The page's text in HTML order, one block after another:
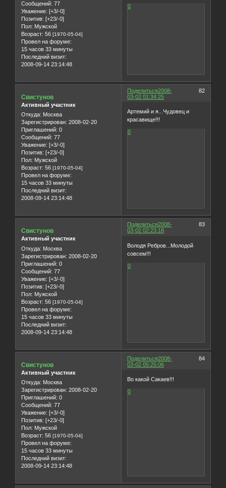
Сообщений: 77
Уважение: [+3/-0]
Позитив: [+23/-0]
Пол: Мужской
Возраст: 56 [1970-05-04]
Провел на форуме:
15 часов 33 минуты
Последний визит:
2008-09-14 23:14:48
0
Поделиться 82
2008-
03-02 01:34:25
Свистунов
Активный участник
Откуда: Москва
Зарегистрирован: 2008-02-20
Приглашений: 0
Сообщений: 77
Уважение: [+3/-0]
Позитив: [+23/-0]
Пол: Мужской
Возраст: 56 [1970-05-04]
Провел на форуме:
15 часов 33 минуты
Последний визит:
2008-09-14 23:14:48
Артемий и я...Чудовец и
красавище!!!
0
Поделиться 83
2008-
03-02 02:23:18
Свистунов
Активный участник
Откуда: Москва
Зарегистрирован: 2008-02-20
Приглашений: 0
Сообщений: 77
Уважение: [+3/-0]
Позитив: [+23/-0]
Пол: Мужской
Возраст: 56 [1970-05-04]
Провел на форуме:
15 часов 33 минуты
Последний визит:
2008-09-14 23:14:48
Володя Ребров...Молодой
совсем!!!
0
Поделиться 84
2008-
03-02 05:25:06
Свистунов
Активный участник
Откуда: Москва
Зарегистрирован: 2008-02-20
Приглашений: 0
Сообщений: 77
Уважение: [+3/-0]
Позитив: [+23/-0]
Пол: Мужской
Возраст: 56 [1970-05-04]
Провел на форуме:
15 часов 33 минуты
Последний визит:
2008-09-14 23:14:48
Во какой Сакаев!!!
0